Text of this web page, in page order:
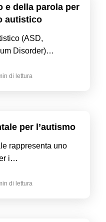
e della parola per
autistico
(ASD,
Disorder)…
di lettura
per l’autismo
rappresenta uno
i…
di lettura